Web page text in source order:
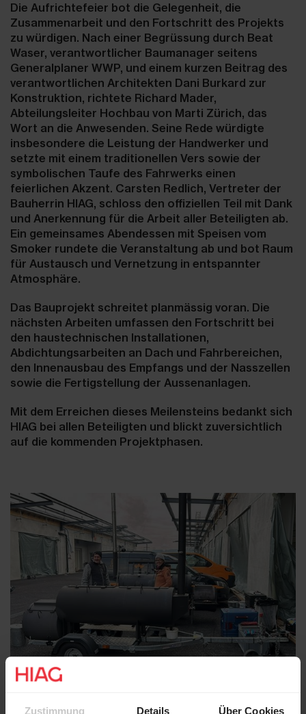
Zustimmung Details Über Cookies
Die Aufrichtefeier bot die Gelegenheit, die
Zusammenarbeit und den Fortschritt des Projekts
zu würdigen. Nach einer Begrüssung durch Beat
Waser, verantwortlicher Baumanager seitens
Generalplaner WWP, und einem kurzen Beitrag des
verantwortlichen Architekten Dani Burkard zur
Konstruktion, richtete Richard Mader,
Abteilungsleiter Hochbau von Marti Zürich, das
Wort an die Anwesenden. Seine Rede würdigte
insbesondere die Leistung der Handwerker und
setzte mit einem traditionellen Vers sowie der
symbolischen Taufe des Fahrwerks einen
feierlichen Akzent. Carsten Redlich, Vertreter der
Bauherrin HIAG, schloss den offiziellen Teil mit Dank
und Anerkennung für die Arbeit aller Beteiligten ab.
Ein gemeinsames Abendessen mit Speisen vom
Smoker rundete die Veranstaltung ab und bot Raum
für Austausch und Vernetzung in entspannter
Atmosphäre.
Das Bauprojekt schreitet planmässig voran. Die
nächsten Arbeiten umfassen den Fortschritt bei
den haustechnischen Installationen,
Abdichtungsarbeiten an Dach und Fahrbereichen,
den Innenausbau des Empfangs und der Nasszellen
sowie die Fertigstellung der Aussenanlagen.
Mit dem Erreichen dieses Meilensteins bedankt sich
HIAG bei allen Beteiligten und blickt zuversichtlich
auf die kommenden Projektphasen.